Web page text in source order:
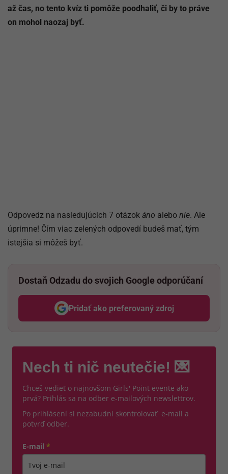
až čas, no tento kvíz ti pomôže poodhaliť, či by to práve
on mohol naozaj byť.
Odpovedz na nasledujúcich 7 otázok áno alebo nie. Ale
úprimne! Čím viac zelených odpovedí budeš mať, tým
istejšia si môžeš byť.
Dostaň Odzadu do svojich Google odporúčaní
Pridať ako preferovaný zdroj
Odzadu, odkaz sa otvorí v
Nech ti nič neutečie! 💌
Chceš vedieť o najnovšom Girls' Point evente ako
prvá? Prihlás sa na odber e-mailových newslettrov.
Po prihlásení si nezabudni skontrolovať e-mail a
potvrď odber.
E-mail *